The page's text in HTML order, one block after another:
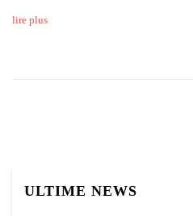
lire plus
ULTIME NEWS